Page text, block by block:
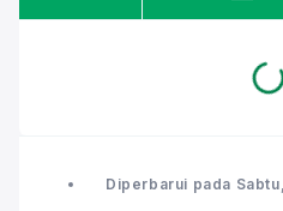
Diperbarui pada